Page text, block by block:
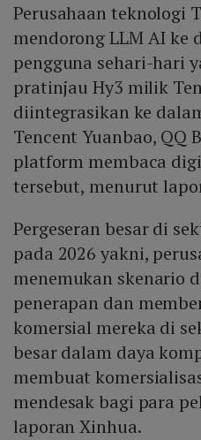
Perusahaan teknologi
mendorong LLM AI ke
pengguna sehari-hari
pratinjau Hy3 milik
diintegrasikan ke
Tencent Yuanbao, QQ
platform membaca
tersebut, menurut
Pergeseran besar di
pada 2026 yakni,
menemukan skenario
penerapan dan
komersial mereka di
besar dalam daya
membuat
mendesak bagi para
laporan Xinhua.